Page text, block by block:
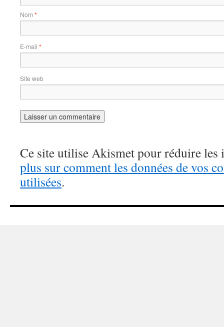
Nom *
E-mail *
Site web
Ce site utilise Akismet pour réduire les
plus sur comment les données de vos
utilisées.